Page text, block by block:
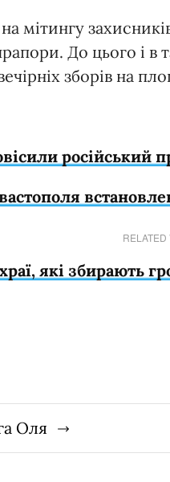
мітингу
До цього і в
зборів на
російський
RELATED
які збирають
Оля